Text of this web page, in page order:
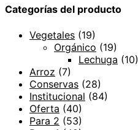
Categorías del producto
Vegetales (19)
Orgánico (19)
Lechuga (10)
Arroz (7)
Conservas (28)
Institucional (84)
Oferta (40)
Para 2 (53)